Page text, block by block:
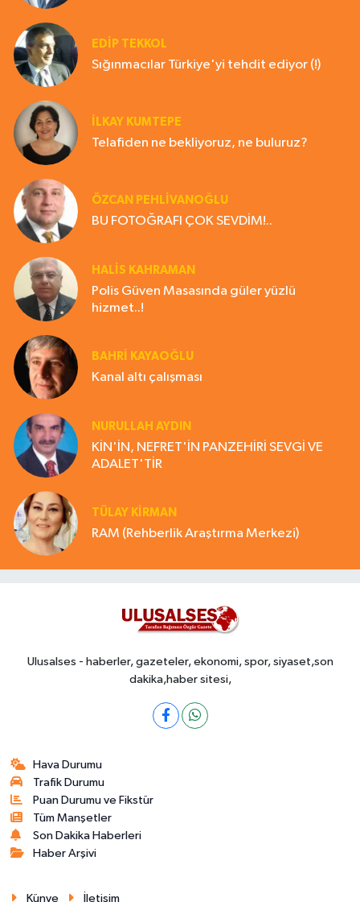
EDIP TEKKOL
Sığınmacılar Türkiye'yi tehdit ediyor (!)
İLKAY KUMTEPE
Telafiden ne bekliyoruz, ne buluruz?
ÖZCAN PEHLİVANOĞLU
BU FOTOĞRAFI ÇOK SEVDİM!..
HALIS KAHRAMAN
Polis Güven Masasında güler yüzlü
hizmet..!
BAHRI KAYAOĞLU
Kanal altı çalışması
NURULLAH AYDIN
KİN'İN, NEFRET'İN PANZEHİRİ SEVGİ VE
ADALET'TİR
TÜLAY KİRMAN
RAM (Rehberlik Araştırma Merkezi)
Ulusalses - haberler, gazeteler, ekonomi, spor, siyaset,son
dakika,haber sitesi,
Hava Durumu
Trafik Durumu
Puan Durumu ve Fikstür
Tüm Manşetler
Son Dakika Haberleri
Haber Arşivi
Künye İletişim